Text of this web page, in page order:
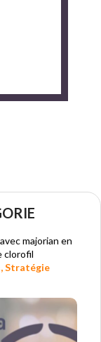
majorian en
clorofil
,Stratégie